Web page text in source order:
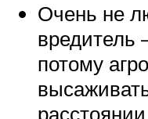
Очень не
вредитель
потому